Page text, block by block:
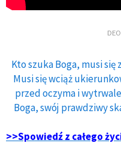
Kto szuka Boga, musi
Musi się wciąż
przed oczyma i
Boga, swój prawdziwy
>>Spowiedź z całego